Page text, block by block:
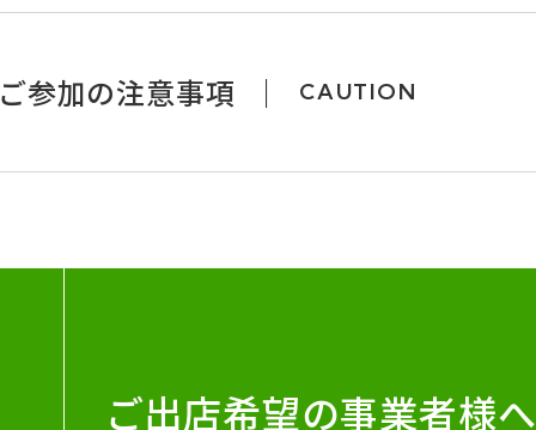
ご参加の注意事項 CAUTION
ご出店希望の事業者様へ